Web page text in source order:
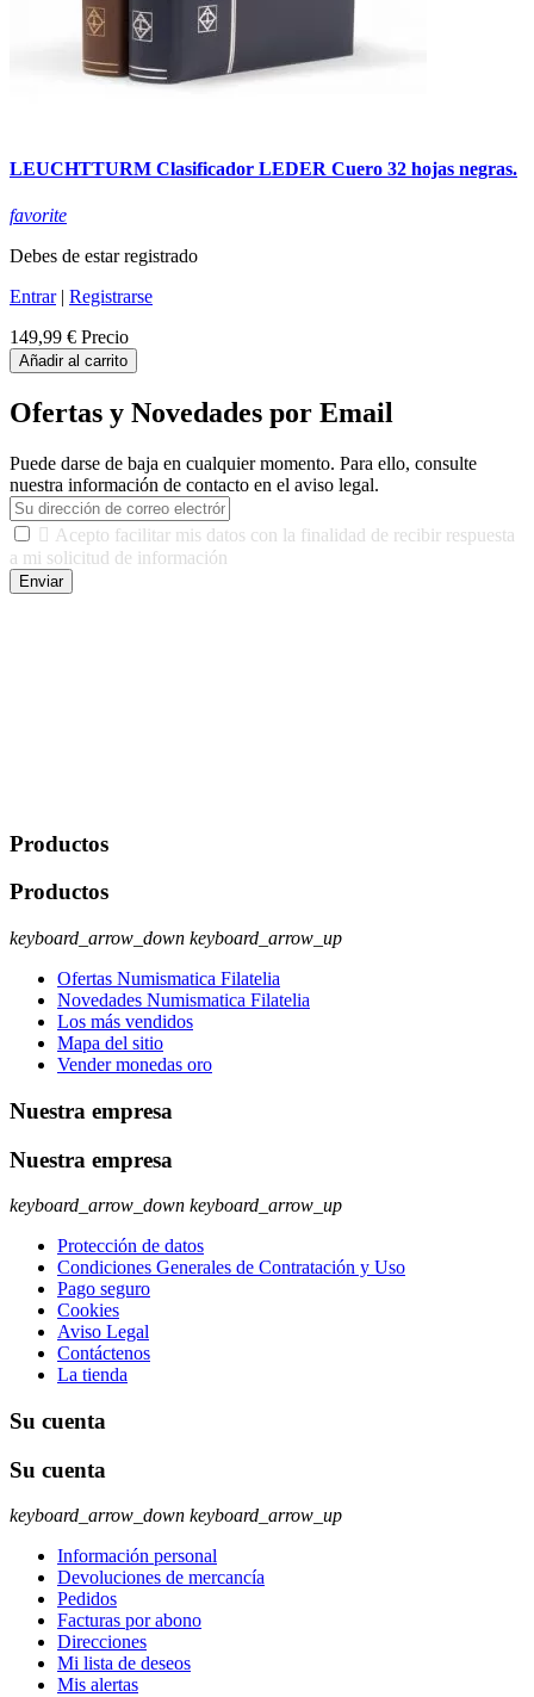
LEUCHTTURM Clasificador LEDER Cuero 32 hojas negras.
favorite
Debes de estar registrado
Entrar| Registrarse
149,99 € Precio
Añadir al carrito
Ofertas y Novedades por Email
Puede darse de baja en cualquier momento. Para ello, consulte
nuestra información de contacto en el aviso legal.
 Acepto facilitar mis datos con la finalidad de recibir respuesta
a mi solicitud de información
Enviar
Productos
Productos
keyboard_arrow_down keyboard_arrow_up
Ofertas Numismatica Filatelia
Novedades Numismatica Filatelia
Los más vendidos
Mapa del sitio
Vender monedas oro
Nuestra empresa
Nuestra empresa
keyboard_arrow_down keyboard_arrow_up
Protección de datos
Condiciones Generales de Contratación y Uso
Pago seguro
Cookies
Aviso Legal
Contáctenos
La tienda
Su cuenta
Su cuenta
keyboard_arrow_down keyboard_arrow_up
Información personal
Devoluciones de mercancía
Pedidos
Facturas por abono
Direcciones
Mi lista de deseos
Mis alertas